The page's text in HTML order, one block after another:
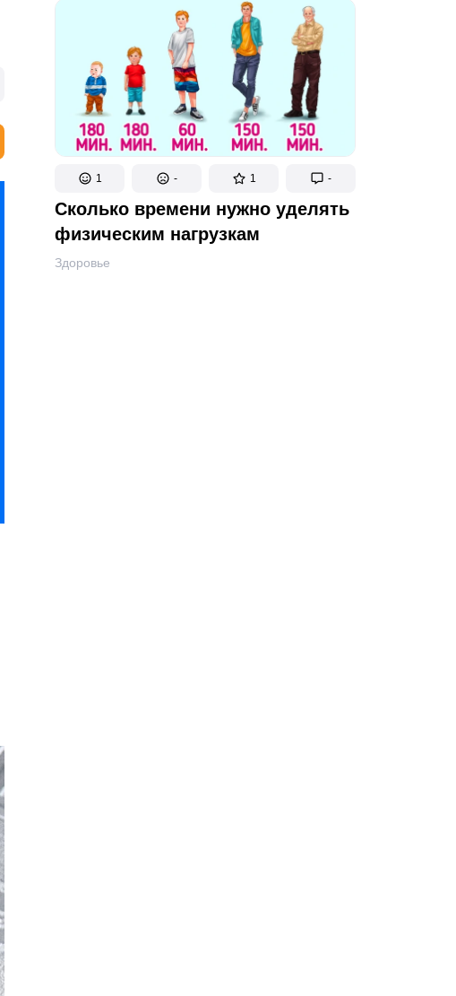
1 - 1 -
Сколько времени нужно уделять
физическим нагрузкам
Здоровье